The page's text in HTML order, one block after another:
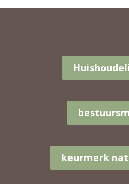
keurmerk